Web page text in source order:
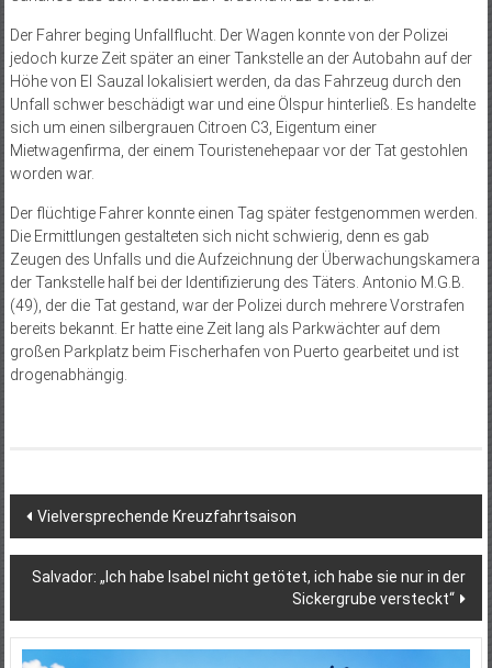
Der Fahrer beging Unfallflucht. Der Wagen konnte von der Polizei
jedoch kurze Zeit später an einer Tankstelle an der Autobahn auf der
Höhe von El Sauzal lokalisiert werden, da das Fahrzeug durch den
Unfall schwer beschädigt war und eine Ölspur hinterließ. Es handelte
sich um einen silbergrauen Citroen C3, Eigentum einer
Mietwagenfirma, der einem Touristenehepaar vor der Tat gestohlen
worden war.
Der flüchtige Fahrer konnte einen Tag später festgenommen werden.
Die Ermittlungen gestalteten sich nicht schwierig, denn es gab
Zeugen des Unfalls und die Aufzeichnung der Überwachungskamera
der Tankstelle half bei der Identifizierung des Täters. Antonio M.G.B.
(49), der die Tat gestand, war der Polizei durch mehrere Vorstrafen
bereits bekannt. Er hatte eine Zeit lang als Parkwächter auf dem
großen Parkplatz beim Fischerhafen von Puerto gearbeitet und ist
drogenabhängig.
Beitragsnavigation
Vielversprechende Kreuzfahrtsaison
Salvador: „Ich habe Isabel nicht getötet, ich habe sie nur in der
Sickergrube versteckt“